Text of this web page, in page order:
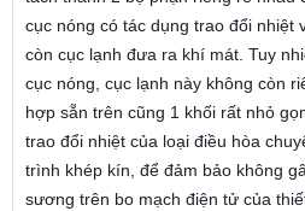
cục nóng có tác dụng trao đổi nhiệt
còn cục lạnh đưa ra khí mát. Tuy
cục nóng, cục lạnh này không còn
hợp sẵn trên cũng 1 khối rất nhỏ
trao đổi nhiệt của loại điều hòa
trình khép kín, để đảm bảo không
sương trên bo mạch điện tử của